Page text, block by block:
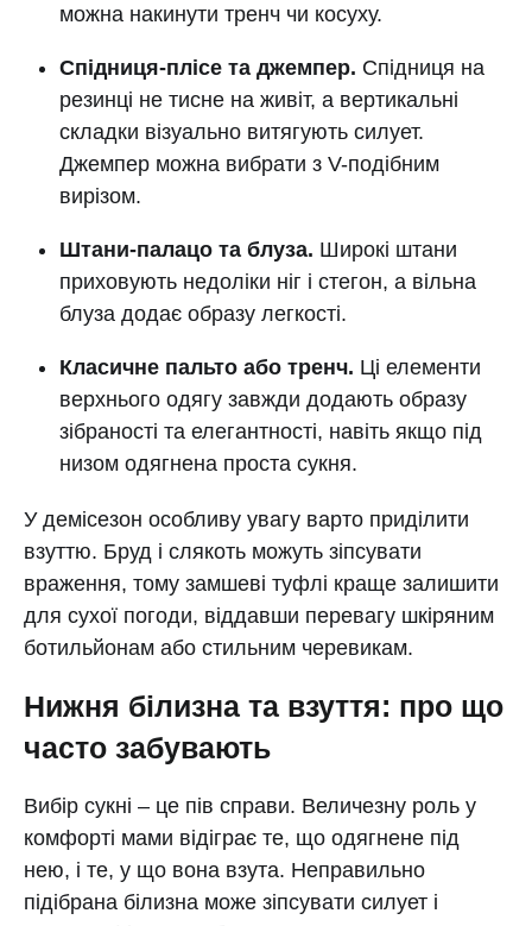
можна накинути тренч чи косуху.
Спідниця-плісе та джемпер. Спідниця на
резинці не тисне на живіт, а вертикальні
складки візуально витягують силует.
Джемпер можна вибрати з V-подібним
вирізом.
Штани-палацо та блуза. Широкі штани
приховують недоліки ніг і стегон, а вільна
блуза додає образу легкості.
Класичне пальто або тренч. Ці елементи
верхнього одягу завжди додають образу
зібраності та елегантності, навіть якщо під
низом одягнена проста сукня.
У демісезон особливу увагу варто приділити
взуттю. Бруд і слякоть можуть зіпсувати
враження, тому замшеві туфлі краще залишити
для сухої погоди, віддавши перевагу шкіряним
ботильйонам або стильним черевикам.
Нижня білизна та взуття: про що
часто забувають
Вибір сукні – це пів справи. Величезну роль у
комфорті мами відіграє те, що одягнене під
нею, і те, у що вона взута. Неправильно
підібрана білизна може зіпсувати силует і